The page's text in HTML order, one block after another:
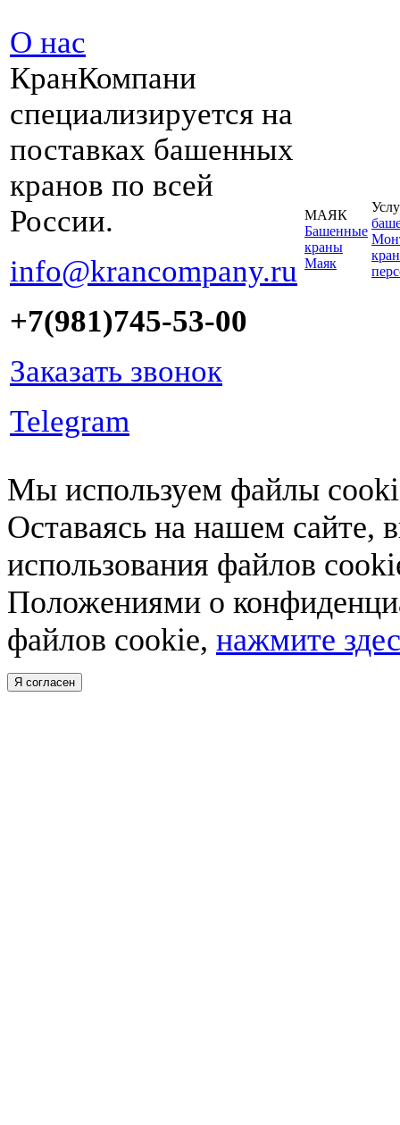
О нас
КранКомпани
специализируется на
поставках башенных
кранов по всей
России.
info@krancompany.ru
+7(981)745-53-00
Заказать звонок
Telegram
МАЯК
Башенные
краны
Маяк
Мы используем файлы
Оставаясь на нашем сайте,
использования файлов
Положениями о
файлов cookie, нажмите
Я согласен